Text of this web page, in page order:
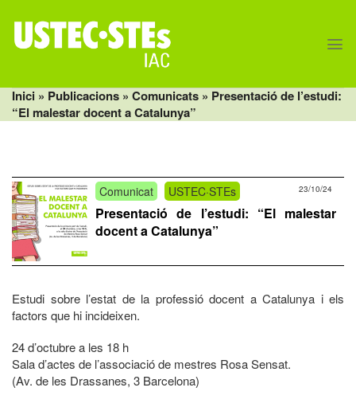
content
Inici » Publicacions » Comunicats » Presentació de l’estudi:
“El malestar docent a Catalunya”
Comunicat USTEC·STEs 23/10/24
Presentació de l’estudi: “El malestar
docent a Catalunya”
Estudi sobre l’estat de la professió docent a Catalunya i els
factors que hi incideixen.
24 d’octubre a les 18 h
Sala d’actes de l’associació de mestres Rosa Sensat.
(Av. de les Drassanes, 3 Barcelona)